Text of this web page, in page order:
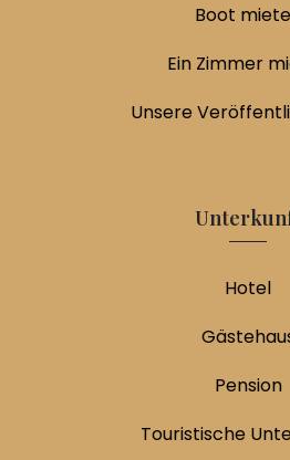
Boot
Ein Zimmer
Unsere
Hotel
Pension
Touristische